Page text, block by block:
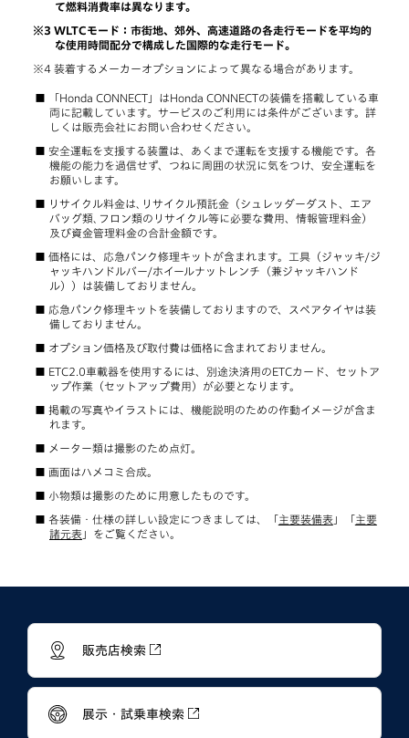
て燃料消費率は異なります。
WLTCモード：市街地、郊外、高速道路の各走行モードを平均的
な使用時間配分で構成した国際的な走行モード。
装着するメーカーオプションによって異なる場合があります。
「Honda CONNECT」はHonda CONNECTの装備を搭載している車
両に記載しています。サービスのご利用には条件がございます。詳
しくは販売会社にお問い合わせください。
安全運転を支援する装置は、あくまで運転を支援する機能です。各
機能の能力を過信せず、つねに周囲の状況に気をつけ、安全運転を
お願いします。
リサイクル料金は､リサイクル預託金（シュレッダーダスト、エア
バッグ類､フロン類のリサイクル等に必要な費用、情報管理料金）
及び資金管理料金の合計金額です。
価格には、応急パンク修理キットが含まれます。工具（ジャッキ/ジ
ャッキハンドルバー/ホイールナットレンチ（兼ジャッキハンド
ル））は装備しておりません。
応急パンク修理キットを装備しておりますので、スペアタイヤは装
備しておりません。
オプション価格及び取付費は価格に含まれておりません。
ETC2.0車載器を使用するには、別途決済用のETCカード、セットア
ップ作業（セットアップ費用）が必要となります。
掲載の写真やイラストには、機能説明のための作動イメージが含ま
れます。
メーター類は撮影のため点灯。
画面はハメコミ合成。
小物類は撮影のために用意したものです。
各装備・仕様の詳しい設定につきましては、「 主要装備表」「 主要
諸元表 」をご覧ください。
販売店検索
展示・試乗車検索